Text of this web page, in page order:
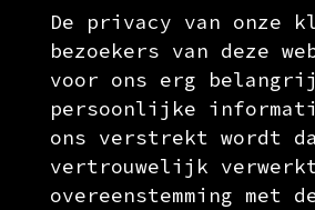
De privacy van onze
bezoekers van deze
voor ons erg
persoonlijke
ons verstrekt wordt
vertrouwelijk
overeenstemming met